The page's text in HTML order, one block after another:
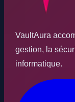
VaultAura
gestion, la
informatique.